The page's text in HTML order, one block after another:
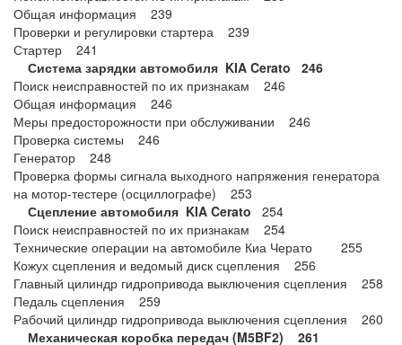
Общая информация 239
Проверки и регулировки стартера 239
Стартер 241
Система зарядки автомобиля KIA Cerato 246
Поиск неисправностей по их признакам 246
Общая информация 246
Меры предосторожности при обслуживании 246
Проверка системы 246
Генератор 248
Проверка формы сигнала выходного напряжения генератора
на мотор-тестере (осциллографе) 253
Сцепление автомобиля KIA Cerato 254
Поиск неисправностей по их признакам 254
Технические операции на автомобиле Киа Черато 255
Кожух сцепления и ведомый диск сцепления 256
Главный цилиндр гидропривода выключения сцепления 258
Педаль сцепления 259
Рабочий цилиндр гидропривода выключения сцепления 260
Механическая коробка передач (M5BF2) 261